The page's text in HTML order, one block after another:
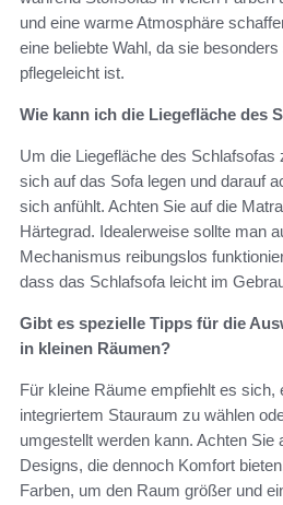
und eine warme Atmosphäre
eine beliebte Wahl, da sie
pflegeleicht ist.
Wie kann ich die Liegefläche des
Um die Liegefläche des Schlafsofas
sich auf das Sofa legen und darauf
sich anfühlt. Achten Sie auf die
Härtegrad. Idealerweise sollte man
Mechanismus reibungslos
dass das Schlafsofa leicht im
Gibt es spezielle Tipps für die
in kleinen Räumen?
Für kleine Räume empfiehlt es sich,
integriertem Stauraum zu wählen
umgestellt werden kann. Achten Sie
Designs, die dennoch Komfort
Farben, um den Raum größer und